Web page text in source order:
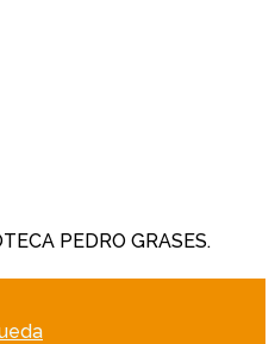
PEDRO GRASES.